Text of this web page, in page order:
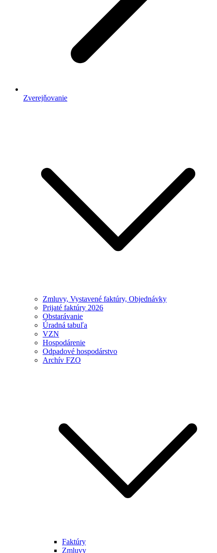
Zverejňovanie
Zmluvy, Vystavené faktúry, Objednávky
Prijaté faktúry 2026
Obstarávanie
Úradná tabuľa
VZN
Hospodárenie
Odpadové hospodárstvo
Archív FZO
Faktúry
Zmluvy